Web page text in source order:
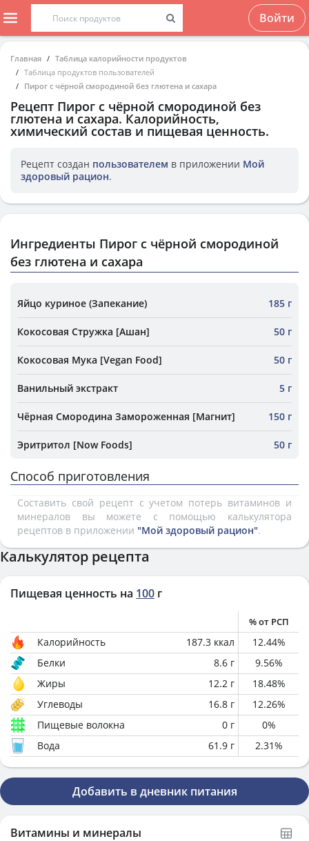
Войти
Главная
Таблица калорийности продуктов
Таблица продуктов пользователей
Пирог с чёрной смородиной без глютена и сахара
Рецепт Пирог с чёрной смородиной без
глютена и сахара. Калорийность,
химический состав и пищевая ценность.
Рецепт создан пользователем в приложении Мой
здоровый рацион.
Ингредиенты Пирог с чёрной смородиной
без глютена и сахара
Яйцо куриное (Запекание) 185 г
Кокосовая Стружка [Ашан] 50 г
Кокосовая Мука [Vegan Food] 50 г
Ванильный экстракт 5 г
Чёрная Смородина Замороженная [Магнит] 150 г
Эритритол [Now Foods] 50 г
Способ приготовления
Составить свой рецепт с учетом потерь витаминов и
минералов вы можете с помощью калькулятора
рецептов в приложении "Мой здоровый рацион".
Калькулятор рецепта
Пищевая ценность на 100 г
% от РСП
Калорийность 187.3 ккал 12.44%
Белки
8.6 г 9.56%
Жиры
12.2 г 18.48%
Углеводы
16.8 г 12.26%
Пищевые волокна
0 г 0%
Вода
61.9 г 2.31%
Добавить в дневник питания
Витамины и минералы